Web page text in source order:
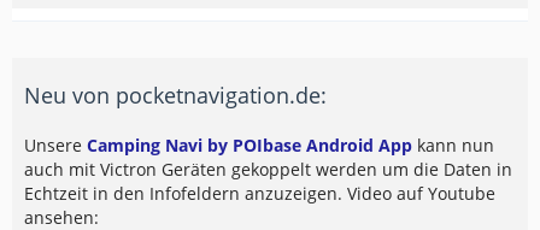
Neu von pocketnavigation.de:
Unsere Camping Navi by POIbase Android App kann nun
auch mit Victron Geräten gekoppelt werden um die Daten in
Echtzeit in den Infofeldern anzuzeigen. Video auf Youtube
ansehen: